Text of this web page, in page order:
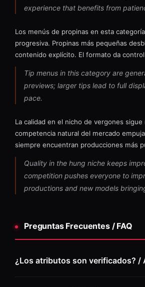
experience that benefits from
Los menús de propinas en esta
progresiva. Propinas más pequeñas
contenido explícito. El formato da
Tip menus in this category are
previews; larger tips lead to full
pace.
La calidad en el nicho de vergones
competencia natural del mercado
siempre encuentran producciones más
Quality in the hung niche keeps
competition pushes everyone to
productions and new models
Preguntas Frecuentes / FAQ
¿Los atributos son verificados? /